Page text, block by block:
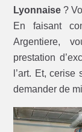
Lyonnaise ?
En faisant
Argentiere,
prestation
l’art. Et,
demander de